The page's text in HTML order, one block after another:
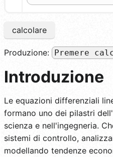
calcolare
Produzione: Premere
Introduzione
Le equazioni differenziali
formano uno dei pilastri
scienza e nell'ingegneria.
sistemi di controllo,
modellando tendenze